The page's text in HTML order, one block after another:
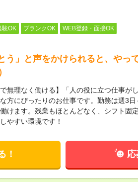
験OK ブランクOK WEB登録・面接OK
う」と声をかけられると、やっ
無理なく働ける】「人の役に立つ仕事が
方にぴったりのお仕事です。勤務は週3
けます。残業もほとんどなく、シフト固
やすい環境です！
！ 応